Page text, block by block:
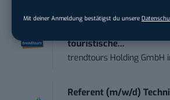
Mit deiner Anmeldung bestätigst du unsere
touristische...
trendtours Holding GmbH
Referent (m/w/d)